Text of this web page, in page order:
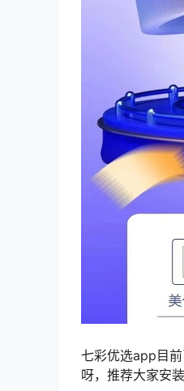
七彩优选app目
呀，推荐大家安